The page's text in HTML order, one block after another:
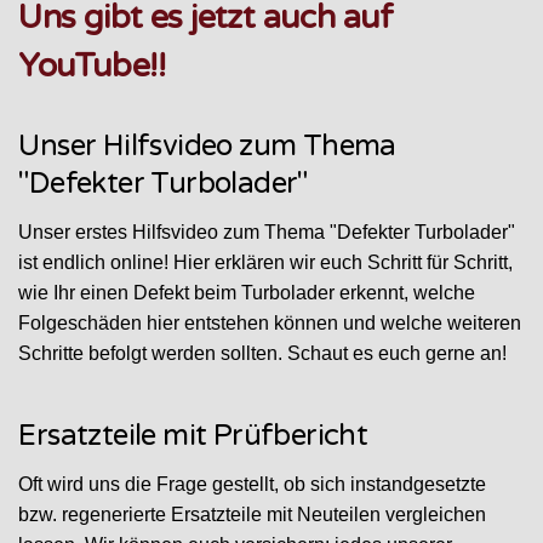
Uns gibt es jetzt auch auf
YouTube!!
Unser Hilfsvideo zum Thema
"Defekter Turbolader"
Unser erstes Hilfsvideo zum Thema "Defekter Turbolader"
ist endlich online! Hier erklären wir euch Schritt für Schritt,
wie Ihr einen Defekt beim Turbolader erkennt, welche
Folgeschäden hier entstehen können und welche weiteren
Schritte befolgt werden sollten. Schaut es euch gerne an!
Ersatzteile mit Prüfbericht
Oft wird uns die Frage gestellt, ob sich instandgesetzte
bzw. regenerierte Ersatzteile mit Neuteilen vergleichen